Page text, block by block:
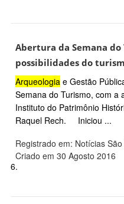
Abertura da Semana
possibilidades do
Arqueologia e Gestão
Semana do Turismo, com a
Instituto do Patrimônio
Raquel Rech. Iniciou ...
Registrado em: Notícias
Criado em 30 Agosto 2016
6.